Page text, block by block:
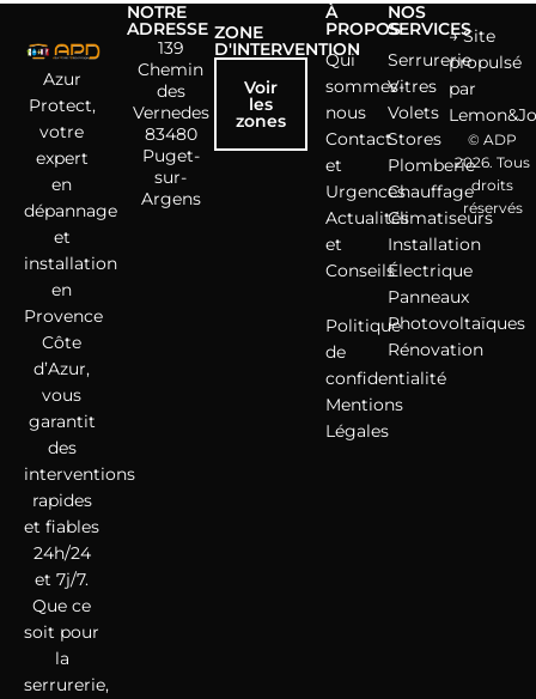
NOTRE
ADRESSE
139
Chemin
des
Vernedes
83480
Puget-
sur-
Argens
ZONE
D'INTERVENTION
Voir
les
zones
Azur
Protect,
votre
expert
en
dépannage
et
installation
en
Provence
Côte
d’Azur,
vous
garantit
des
interventions
rapides
et fiables
24h/24
et 7j/7.
Que ce
soit pour
la
serrurerie,
À
PROPOS
Qui
sommes-
nous
Contact
et
Urgences
Actualités
et
Conseils
Politique
de
confidentialité
Mentions
Légales
NOS
SERVICES
Serrurerie
Vitres
Volets
Stores
Plomberie
Chauffage
Climatiseurs
Installation
Électrique
Panneaux
Photovoltaïques
Rénovation
→ Site
propulsé
par
© ADP
2026. Tous
droits
réservés